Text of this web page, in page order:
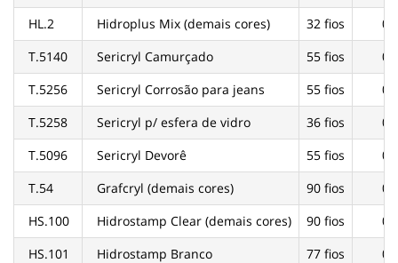
HL.2
Hidroplus Mix (demais cores) 32 fios
02
T.5140
Sericryl Camurçado 55 fios
02
T.5256
Sericryl Corrosão para jeans 55 fios
02
T.5258
Sericryl p/ esfera de vidro 36 fios
02
T.5096
Sericryl Devorê 55 fios
02
T.54
Grafcryl (demais cores) 90 fios
02
HS.100
Hidrostamp Clear (demais cores) 90 fios
02
HS.101
Hidrostamp Branco 77 fios
02